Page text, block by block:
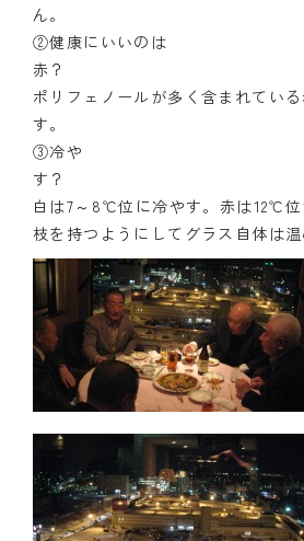
②健康にいいのは
ポリフェノールが多く含まれてい
③冷や
白は7～8℃位に冷やす。赤は12℃位
枝を持つようにしてグラス自体は温